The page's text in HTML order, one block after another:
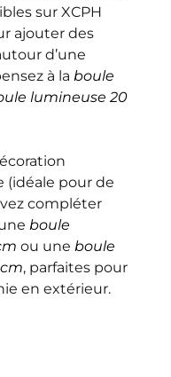
sur XCPH
ajouter des
d’une
à la boule
lumineuse 20
(idéale pour de
compléter
boule
ou une boule
, parfaites pour
en extérieur.